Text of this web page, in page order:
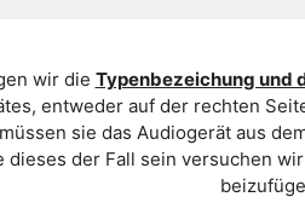
wir die Typenbezeichung und
entweder auf der rechten
sie das Audiogerät aus
der Fall sein versuchen